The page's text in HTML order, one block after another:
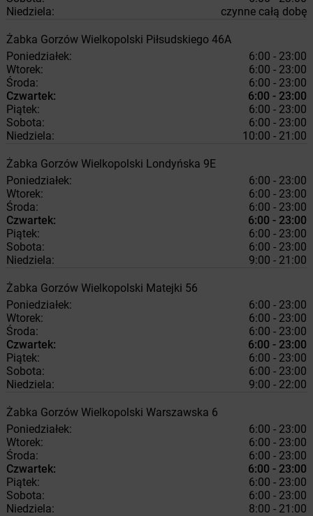
Niedziela:
czynne całą dobę
Żabka Gorzów Wielkopolski Piłsudskiego 46A
Poniedziałek:
6:00 - 23:00
Wtorek:
6:00 - 23:00
Środa:
6:00 - 23:00
Czwartek:
6:00 - 23:00
Piątek:
6:00 - 23:00
Sobota:
6:00 - 23:00
Niedziela:
10:00 - 21:00
Żabka Gorzów Wielkopolski Londyńska 9E
Poniedziałek:
6:00 - 23:00
Wtorek:
6:00 - 23:00
Środa:
6:00 - 23:00
Czwartek:
6:00 - 23:00
Piątek:
6:00 - 23:00
Sobota:
6:00 - 23:00
Niedziela:
9:00 - 21:00
Żabka Gorzów Wielkopolski Matejki 56
Poniedziałek:
6:00 - 23:00
Wtorek:
6:00 - 23:00
Środa:
6:00 - 23:00
Czwartek:
6:00 - 23:00
Piątek:
6:00 - 23:00
Sobota:
6:00 - 23:00
Niedziela:
9:00 - 22:00
Żabka Gorzów Wielkopolski Warszawska 6
Poniedziałek:
6:00 - 23:00
Wtorek:
6:00 - 23:00
Środa:
6:00 - 23:00
Czwartek:
6:00 - 23:00
Piątek:
6:00 - 23:00
Sobota:
6:00 - 23:00
Niedziela:
8:00 - 21:00